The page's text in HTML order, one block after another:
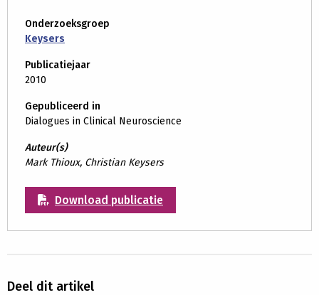
Onderzoeksgroep
Keysers
Publicatiejaar
2010
Gepubliceerd in
Dialogues in Clinical Neuroscience
Auteur(s)
Mark Thioux, Christian Keysers
Download publicatie
Deel dit artikel